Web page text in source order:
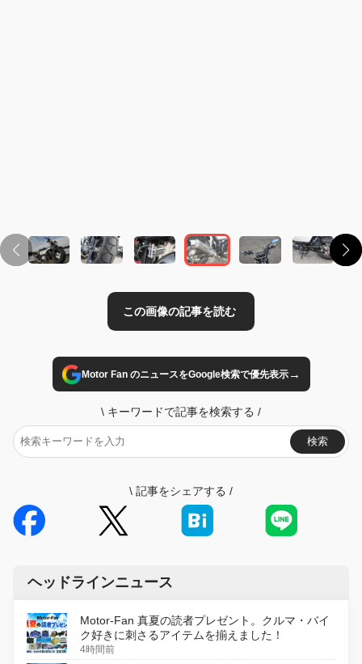
Motor Fan のニュースをGoogle検索で優先表示→
\ キーワードで記事を検索する /
検索
\ 記事をシェアする /
ヘッドラインニュース
Motor-Fan 真夏の読者プレゼント。クルマ・バイ
ク好きに刺さるアイテムを揃えました！
4時間前